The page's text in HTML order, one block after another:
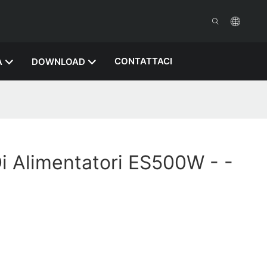
DOWNLOAD CONTATTACI
Alimentatori ES500W - -